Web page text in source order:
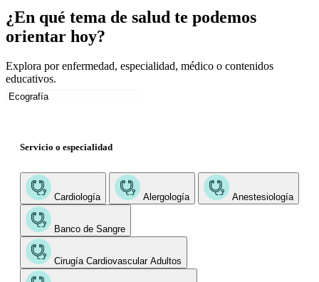
¿En qué tema de salud te podemos
orientar hoy?
Explora por enfermedad, especialidad, médico o contenidos
educativos.
Servicio o especialidad
Cardiología Alergología Anestesiología
Banco de Sangre
Cirugía Cardiovascular Adultos